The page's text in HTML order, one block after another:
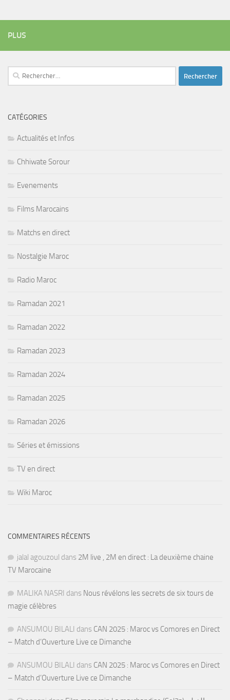
PLUS
Rechercher :
CATÉGORIES
Actualités et Infos
Chhiwate Sorour
Evenements
Films Marocains
Matchs en direct
Nostalgie Maroc
Radio Maroc
Ramadan 2021
Ramadan 2022
Ramadan 2023
Ramadan 2024
Ramadan 2025
Ramadan 2026
Séries et émissions
TV en direct
Wiki Maroc
COMMENTAIRES RÉCENTS
jalal agouzoul dans 2M live , 2M en direct : La deuxième chaine
TV Marocaine
MALIKA NASRI dans Nous révélons les secrets de six tours de
magie célèbres
ANSUMOU BILALI dans CAN 2025 : Maroc vs Comores en Direct
– Match d’Ouverture Live ce Dimanche
ANSUMOU BILALI dans CAN 2025 : Maroc vs Comores en Direct
– Match d’Ouverture Live ce Dimanche